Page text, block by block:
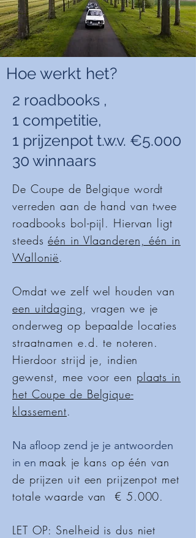
Hoe werkt het?
2 roadbooks ,
1 competitie,
1 prijzenpot t.w.v. €5.000
30 winnaars
De Coupe de Belgique wordt
verreden aan de hand van twee
roadbooks bol-pijl. Hiervan ligt
steedséén in Vlaanderen, één in
Wallonië.
Omdat we zelf wel houden van
een uitdaging, vragen we je
onderweg op bepaalde locaties
straatnamen e.d. te noteren.
Hierdoor strijd je, indien
gewenst, mee voor een plaats in
het Coupe de Belgique-
klassement.
Na afloop zend je je antwoorden
in en maak je kans op één van
de prijzen uit een prijzenpot met
totale waarde van € 5.000.
LET OP: Snelheid is dus niet